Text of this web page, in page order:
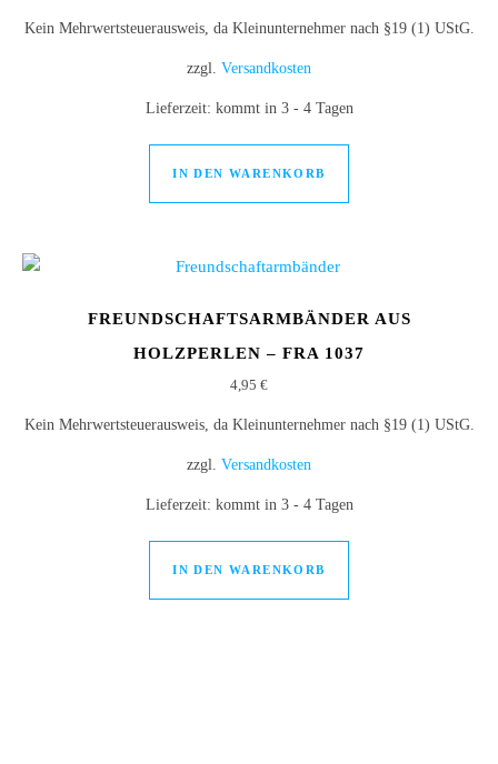
Kein Mehrwertsteuerausweis, da Kleinunternehmer nach §19 (1) UStG.
zzgl. Versandkosten
Lieferzeit: kommt in 3 - 4 Tagen
IN DEN WARENKORB
FREUNDSCHAFTSARMBÄNDER AUS
HOLZPERLEN – FRA 1037
4,95 €
Kein Mehrwertsteuerausweis, da Kleinunternehmer nach §19 (1) UStG.
zzgl. Versandkosten
Lieferzeit: kommt in 3 - 4 Tagen
IN DEN WARENKORB